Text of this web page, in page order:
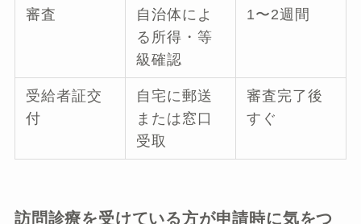
審査
自治体によ
る所得・等
級確認
1〜2週間
受給者証交
付
自宅に郵送
または窓口
受取
審査完了後
すぐ
訪問診療を受けている方が申請時に気をつ